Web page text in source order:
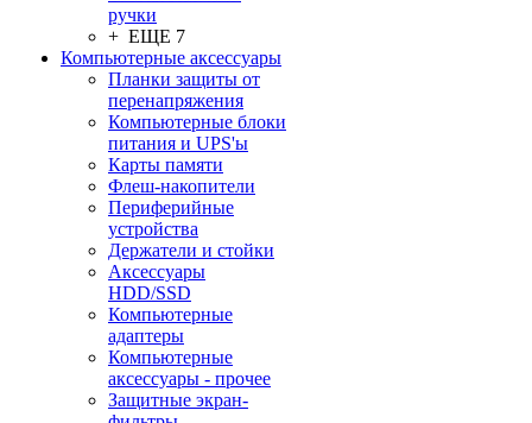
ручки
+ ЕЩЕ 7
Компьютерные аксессуары
Планки защиты от
перенапряжения
Компьютерные блоки
питания и UPS'ы
Карты памяти
Флеш-накопители
Периферийные
устройства
Держатели и стойки
Аксессуары
HDD/SSD
Компьютерные
адаптеры
Компьютерные
аксессуары - прочее
Защитные экран-